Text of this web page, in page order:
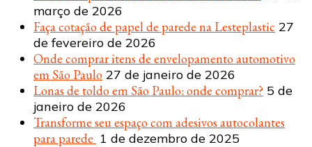
março de 2026
Faça cotação de papel de parede na Lesteplastic 27
de fevereiro de 2026
Onde comprar itens de envelopamento automotivo
em São Paulo 27 de janeiro de 2026
Lonas de toldo em São Paulo: onde comprar? 5 de
janeiro de 2026
Transforme seu espaço com adesivos autocolantes
para parede 1 de dezembro de 2025